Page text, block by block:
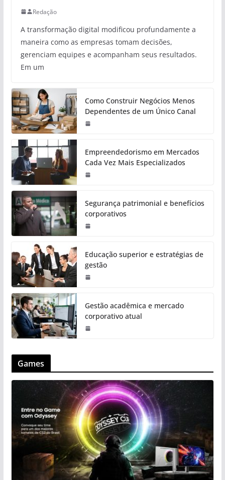
Redação
A transformação digital modificou profundamente a
maneira como as empresas tomam decisões,
gerenciam equipes e acompanham seus resultados.
Em um
Como Construir Negócios Menos
Dependentes de um Único Canal
Empreendedorismo em Mercados
Cada Vez Mais Especializados
Segurança patrimonial e benefícios
corporativos
Educação superior e estratégias de
gestão
Gestão acadêmica e mercado
corporativo atual
Games